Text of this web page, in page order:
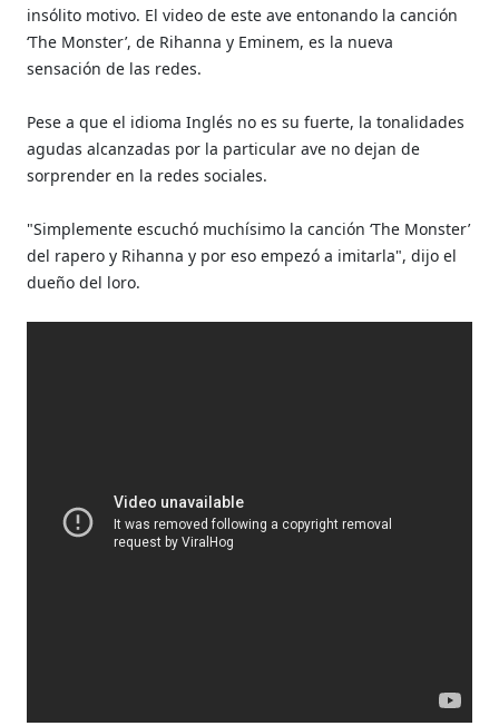
insólito motivo. El video de este ave entonando la canción
‘The Monster’, de Rihanna y Eminem, es la nueva
sensación de las redes.
Pese a que el idioma Inglés no es su fuerte, la tonalidades
agudas alcanzadas por la particular ave no dejan de
sorprender en la redes sociales.
"Simplemente escuchó muchísimo la canción ‘The Monster’
del rapero y Rihanna y por eso empezó a imitarla", dijo el
dueño del loro.